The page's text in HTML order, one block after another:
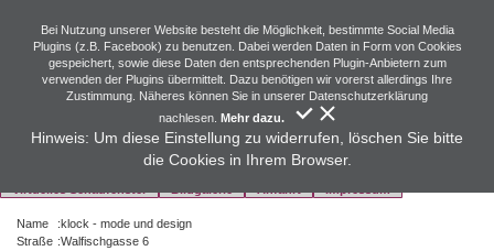
Ergebnisliste Virtuelles Schaufenster von
Name :klock - mode und design
Straße :Walfischgasse 6
Bei Nutzung unserer Website besteht die Möglichkeit, bestimmte Social Media
Plugins (z.B. Facebook) zu benutzen. Dabei werden Daten in Form von Cookies
gespeichert, sowie diese Daten den entsprechenden Plugin-Anbietern zum
verwenden der Plugins übermittelt. Dazu benötigen wir vorerst allerdings Ihre
Zustimmung. Näheres können Sie in unserer Datenschutzerklärung
nachlesen. Mehr dazu.
Hinweis: Um diese Einstellung zu widerrufen, löschen Sie bitte
die Cookies in Ihrem Browser.